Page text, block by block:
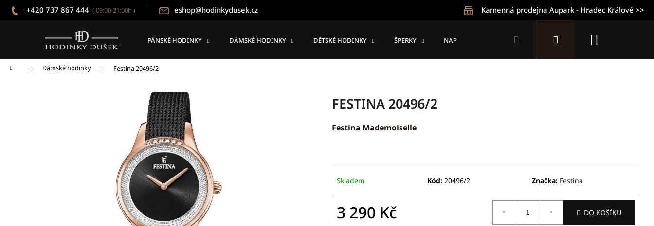
Přejít
+420 737 867 444 ( 09:00-21:00h ) eshop@hodinkydusek.cz Kamenná prodejna Aupark - Hradec Králové >>
PÁNSKÉ HODINKY DÁMSKÉ HODINKY DĚTSKÉ HODINKY ŠPERKY NAPIŠTE NÁM Přihlášení
Domů Dámské hodinky Festina 20496/2
FESTINA 20496/2
Festina Mademoiselle
Skladem Kód: 20496/2 Značka: Festina
3 290 Kč DO KOŠÍKU
k
SEIKO SPB381J1